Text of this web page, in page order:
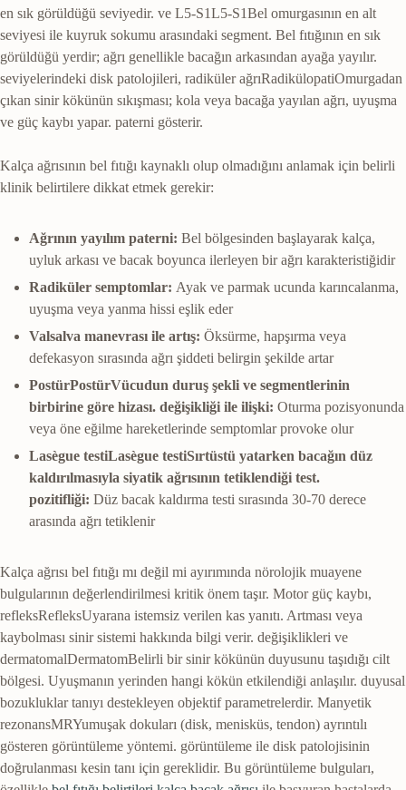
en sık görüldüğü seviyedir. ve L5-S1L5-S1Bel omurgasının en alt
seviyesi ile kuyruk sokumu arasındaki segment. Bel fıtığının en sık
görüldüğü yerdir; ağrı genellikle bacağın arkasından ayağa yayılır.
seviyelerindeki disk patolojileri, radiküler ağrıRadikülopatiOmurgadan
çıkan sinir kökünün sıkışması; kola veya bacağa yayılan ağrı, uyuşma
ve güç kaybı yapar. paterni gösterir.
Kalça ağrısının bel fıtığı kaynaklı olup olmadığını anlamak için belirli
klinik belirtilere dikkat etmek gerekir:
Ağrının yayılım paterni: Bel bölgesinden başlayarak kalça,
uyluk arkası ve bacak boyunca ilerleyen bir ağrı karakteristiğidir
Radiküler semptomlar: Ayak ve parmak ucunda karıncalanma,
uyuşma veya yanma hissi eşlik eder
Valsalva manevrası ile artış: Öksürme, hapşırma veya
defekasyon sırasında ağrı şiddeti belirgin şekilde artar
PostürPostürVücudun duruş şekli ve segmentlerinin
birbirine göre hizası. değişikliği ile ilişki: Oturma pozisyonunda
veya öne eğilme hareketlerinde semptomlar provoke olur
Lasègue testiLasègue testiSırtüstü yatarken bacağın düz
kaldırılmasıyla siyatik ağrısının tetiklendiği test.
pozitifliği: Düz bacak kaldırma testi sırasında 30-70 derece
arasında ağrı tetiklenir
Kalça ağrısı bel fıtığı mı değil mi ayırımında nörolojik muayene
bulgularının değerlendirilmesi kritik önem taşır. Motor güç kaybı,
refleksRefleksUyarana istemsiz verilen kas yanıtı. Artması veya
kaybolması sinir sistemi hakkında bilgi verir. değişiklikleri ve
dermatomalDermatomBelirli bir sinir kökünün duyusunu taşıdığı cilt
bölgesi. Uyuşmanın yerinden hangi kökün etkilendiği anlaşılır. duyusal
bozukluklar tanıyı destekleyen objektif parametrelerdir. Manyetik
rezonansMRYumuşak dokuları (disk, menisküs, tendon) ayrıntılı
gösteren görüntüleme yöntemi. görüntüleme ile disk patolojisinin
doğrulanması kesin tanı için gereklidir. Bu görüntüleme bulguları,